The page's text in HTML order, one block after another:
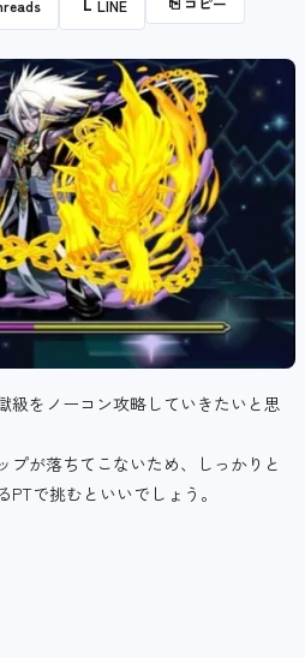
L LINE
級をノーコン攻略していきたいと思
プが落ちてこないため、しっかりと
で挑むといいでしょう。